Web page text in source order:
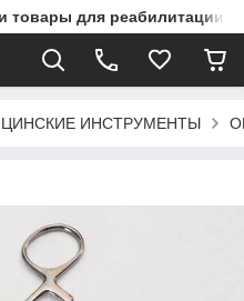
товары для реабилитации
ИНСТРУМЕНТЫ